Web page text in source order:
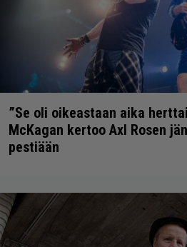
”Se oli oikeastaan aika
McKagan kertoo Axl Rosen
pestiään